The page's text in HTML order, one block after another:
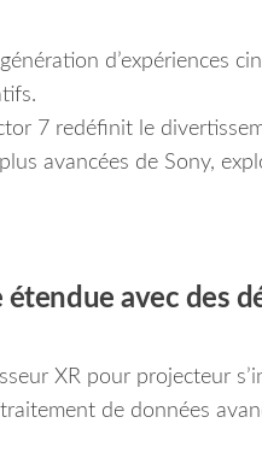
d’expériences
7 redéfinit le
avancées de Sony,
étendue avec des
XR pour projecteur
de données